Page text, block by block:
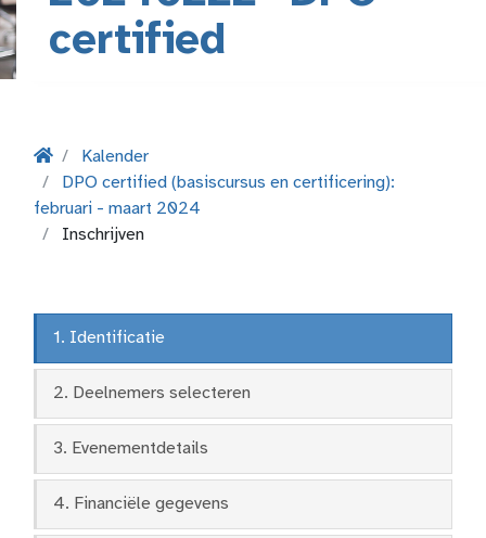
certified
Kalender
DPO certified (basiscursus en certificering):
februari - maart 2024
Inschrijven
1. Identificatie
2. Deelnemers selecteren
3. Evenementdetails
4. Financiële gegevens